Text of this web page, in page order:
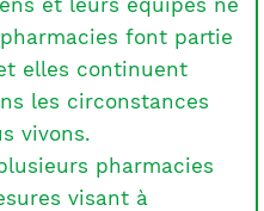
et leurs équipes ne
font partie
elles continuent
les circonstances
vivons.
pharmacies
visant à